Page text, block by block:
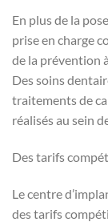
En plus de la
prise en charge
de la prévention
Des soins
traitements de
réalisés au sein
Des tarifs
Le centre
des tarifs